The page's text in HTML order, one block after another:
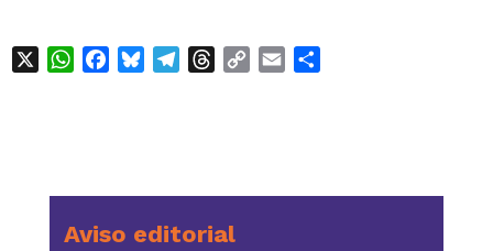
WhatsApp
FacebookBlueskyTelegramThreads
Copy Email
Aviso editorial